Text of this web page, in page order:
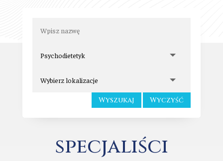
Wyszukaj Wyczyść
specjaliści